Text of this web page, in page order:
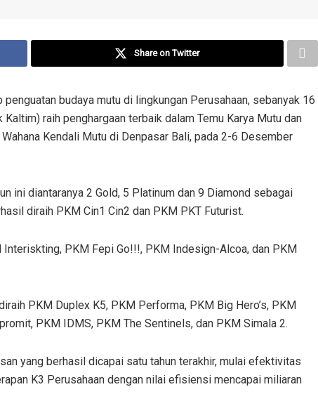
Share on Twitter
budaya mutu di lingkungan Perusahaan, sebanyak 16
raih penghargaan terbaik dalam Temu Karya Mutu dan
Kendali Mutu di Denpasar Bali, pada 2-6 Desember
ini diantaranya 2 Gold, 5 Platinum dan 9 Diamond sebagai
diraih PKM Cin1 Cin2 dan PKM PKT Futurist.
PKM Fepi Go!!!, PKM Indesign-Alcoa, dan PKM
PKM Duplex K5, PKM Performa, PKM Big Hero’s, PKM
PKM IDMS, PKM The Sentinels, dan PKM Simala 2.
yang berhasil dicapai satu tahun terakhir, mulai efektivitas
K3 Perusahaan dengan nilai efisiensi mencapai miliaran